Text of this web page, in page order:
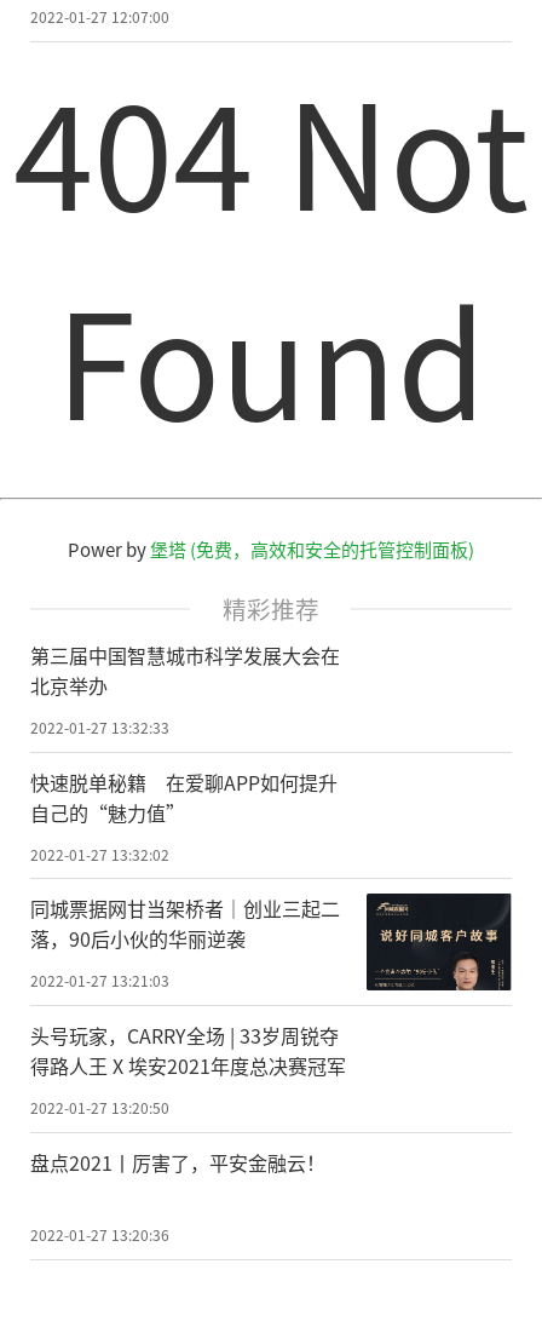
2022-01-27 12:07:00
404 Not
Found
Power by堡塔 (免费，高效和安全的托管控制面板)
精彩推荐
第三届中国智慧城市科学发展大会在
北京举办
2022-01-27 13:32:33
快速脱单秘籍 在爱聊APP如何提升
自己的“魅力值”
2022-01-27 13:32:02
同城票据网甘当架桥者｜创业三起二
落，90后小伙的华丽逆袭
2022-01-27 13:21:03
头号玩家，CARRY全场 | 33岁周锐夺
得路人王 X 埃安2021年度总决赛冠军
2022-01-27 13:20:50
盘点2021丨厉害了，平安金融云！
2022-01-27 13:20:36